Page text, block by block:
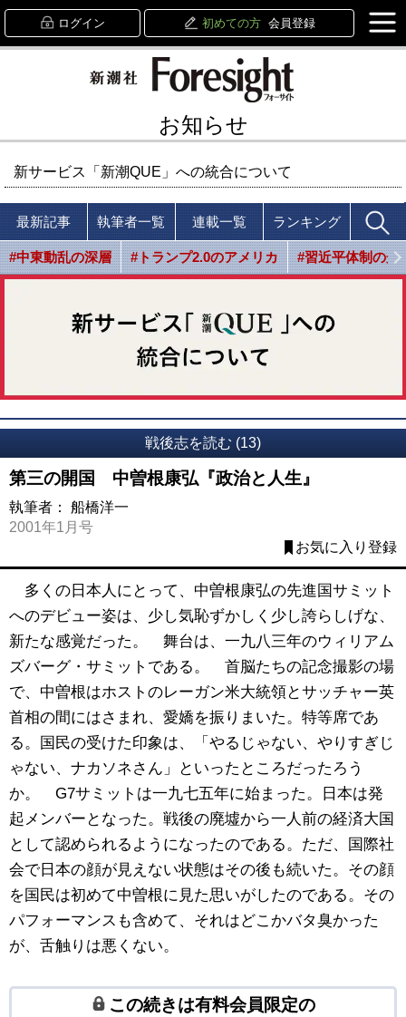
ログイン 初めての方 会員登録
お知らせ
新サービス「新潮QUE」への統合について
最新記事 執筆者一覧 連載一覧 ランキング
#中東動乱の深層 #トランプ2.0のアメリカ #習近平体制の光
戦後志を読む (13)
第三の開国 中曽根康弘『政治と人生』
執筆者： 船橋洋一
2001年1月号
お気に入り登録
多くの日本人にとって、中曽根康弘の先進国サミット
へのデビュー姿は、少し気恥ずかしく少し誇らしげな、
新たな感覚だった。 舞台は、一九八三年のウィリアム
ズバーグ・サミットである。 首脳たちの記念撮影の場
で、中曽根はホストのレーガン米大統領とサッチャー英
首相の間にはさまれ、愛嬌を振りまいた。特等席であ
る。国民の受けた印象は、「やるじゃない、やりすぎじ
ゃない、ナカソネさん」といったところだったろう
か。 G7サミットは一九七五年に始まった。日本は発
起メンバーとなった。戦後の廃墟から一人前の経済大国
として認められるようになったのである。ただ、国際社
会で日本の顔が見えない状態はその後も続いた。その顔
を国民は初めて中曽根に見た思いがしたのである。その
パフォーマンスも含めて、それはどこかバタ臭かった
が、舌触りは悪くない。
この続きは有料会員限定の